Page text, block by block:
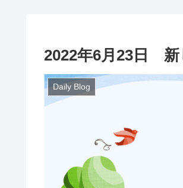
2022年6月23日 新
Daily Blog